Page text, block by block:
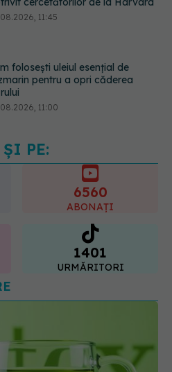
folosești uleiul esențial de
pentru a opri căderea
este testul TORCH și cine trebuie
l facă. Ce înseamnă un rezultat
ȘI PE:
6560
ABONAȚI
1401
URMĂRITORI